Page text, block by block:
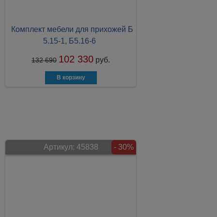
Комплект мебели для прихожей Б
5.15-1, Б5.16-6
132 690 102 330 руб.
Артикул: 45838 - 30%